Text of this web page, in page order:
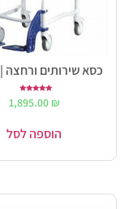
כסא שירותים ורחצה | BONN
5.00
1,895.00 ₪
הוספה לסל